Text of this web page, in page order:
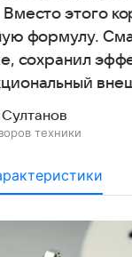
этого
формулу.
сохранил
техники